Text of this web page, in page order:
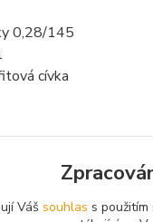
0,28/145
cívka
v kategoriích
Váš souhlas s